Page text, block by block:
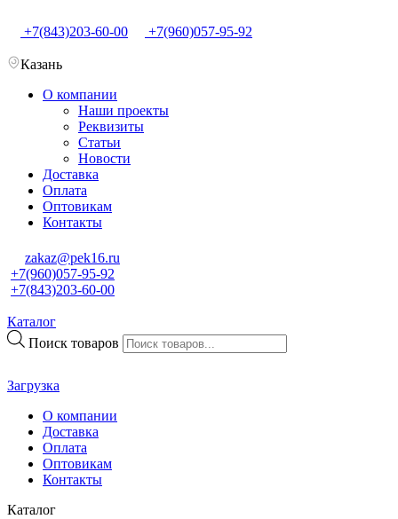
+7(843)203-60-00 +7(960)057-95-92
Казань
О компании
Наши проекты
Реквизиты
Статьи
Новости
Доставка
Оплата
Оптовикам
Контакты
zakaz@pek16.ru
+7(960)057-95-92
+7(843)203-60-00
Каталог
Поиск товаров
Загрузка
О компании
Доставка
Оплата
Оптовикам
Контакты
Каталог